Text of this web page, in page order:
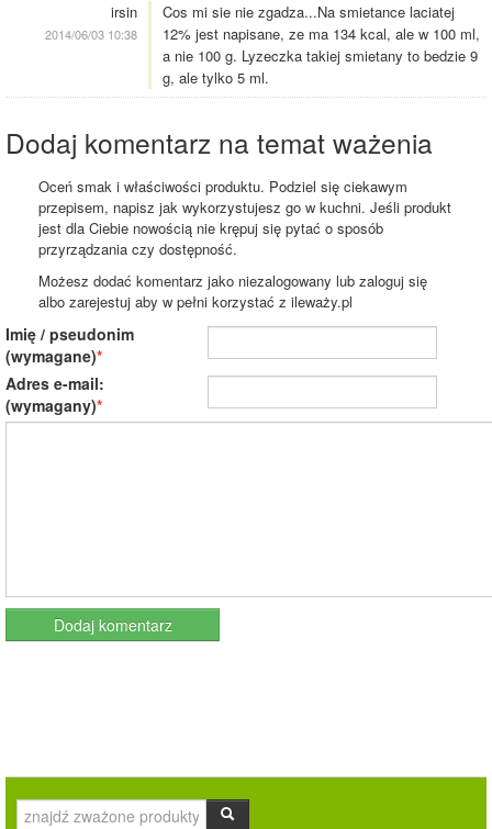
irsin
2014/06/03 10:38
Cos mi sie nie zgadza...Na smietance laciatej
12% jest napisane, ze ma 134 kcal, ale w 100 ml,
a nie 100 g. Lyzeczka takiej smietany to bedzie 9
g, ale tylko 5 ml.
Dodaj komentarz na temat ważenia
Oceń smak i właściwości produktu. Podziel się ciekawym
przepisem, napisz jak wykorzystujesz go w kuchni. Jeśli produkt
jest dla Ciebie nowością nie krępuj się pytać o sposób
przyrządzania czy dostępność.
Możesz dodać komentarz jako niezalogowany lub zaloguj się
albo zarejestuj aby w pełni korzystać z ileważy.pl
Imię / pseudonim
(wymagane)
Adres e-mail:
(wymagany)